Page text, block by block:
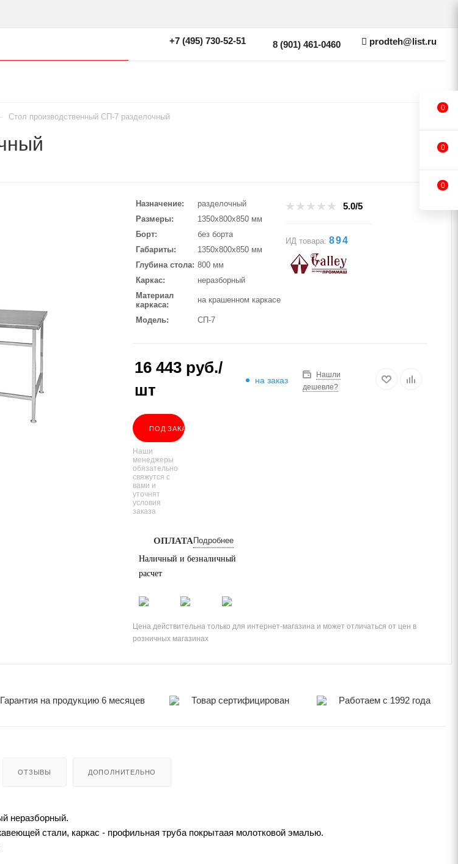
+7 (495) 730-52-51 8 (901) 461-0460 prodteh@list.ru
Стол производственный СП-7 разделочный
Назначение
разделочный
Размеры
1350х800х850 мм
Борт
без борта
Габариты
1350х800х850 мм
Глубина стола
800 мм
Каркас
неразборный
Материал
каркаса
на крашенном каркасе
Модель СП-7
5.0/5
ИД товара: 894
16 443 руб./
шт
на заказ
Нашли
дешевле?
ПОД ЗАКАЗ
Наши
менеджеры
обязательно
свяжутся с
вами и
уточнят
условия
заказа
ОПЛАТА Подробнее
Наличный и безналичный
расчет
Цена действительна только для интернет-магазина и может отличаться от цен в
розничных магазинах
Гарантия на продукцию 6 месяцев Товар сертифицирован Работаем с 1992 года
ОТЗЫВЫ ДОПОЛНИТЕЛЬНО
неразборный.
стали, каркас - профильная труба покрытаая молотковой эмалью.
0
0
0